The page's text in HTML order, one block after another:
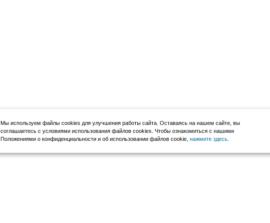
Мы используем файлы cookies для улучшения работы сайта. Оставаясь на нашем сайте, вы
соглашаетесь с условиями использования файлов cookies. Чтобы ознакомиться с нашими
Положениями о конфиденциальности и об использовании файлов cookie, нажмите здесь